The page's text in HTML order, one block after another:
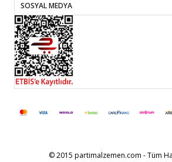
SOSYAL MEDYA
© 2015 partimalzemen.com - Tüm